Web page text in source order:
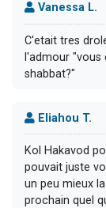
Vanessa L.
C'etait tres
l'admour
shabbat?"
Eliahou T.
Kol Hakavod
pouvait juste
un peu mieux
prochain quel